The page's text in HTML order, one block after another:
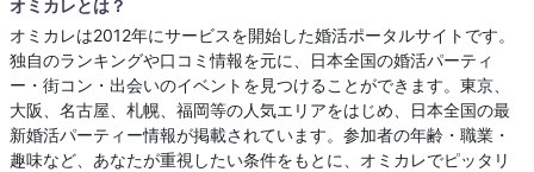
オミカレとは？
オミカレは2012年にサービスを開始した婚活ポータルサイトです。
独自のランキングや口コミ情報を元に、日本全国の婚活パーティ
ー・街コン・出会いのイベントを見つけることができます。東京、
大阪、名古屋、札幌、福岡等の人気エリアをはじめ、日本全国の最
新婚活パーティー情報が掲載されています。参加者の年齢・職業・
趣味など、あなたが重視したい条件をもとに、オミカレでピッタリ